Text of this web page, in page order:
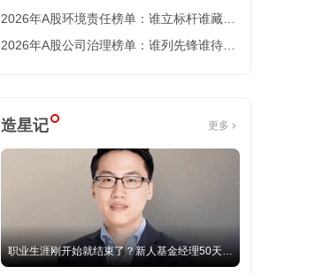
议？|ESG榜单
2026年A股环境责任榜单：谁立标杆谁藏隐
忧？|ESG榜单
2026年A股公司治理榜单：谁列先锋谁待改
造星记 更多
职业生涯刚开始就结束了？新人基金经理50天亏